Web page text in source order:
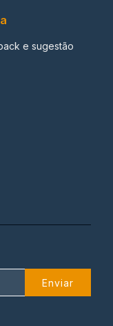
e sugestão
Enviar